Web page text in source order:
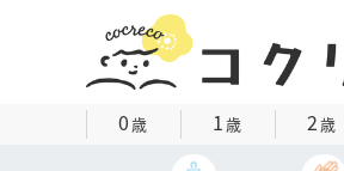
0歳 1歳 2歳